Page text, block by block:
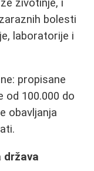
životinje, i
bolesti
laboratorije i
propisane
od 100.000 do
obavljanja
država